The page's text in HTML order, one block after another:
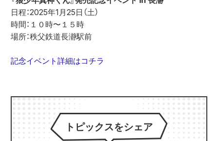
日程：2025年1月25日（土）
時間：１０時〜１５時
場所：秩父鉄道長瀞駅前
記念イベント詳細はコチラ
トピックスをシェア